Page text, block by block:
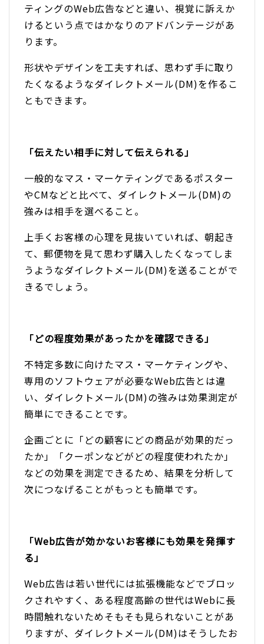
ティングのWeb広告などと違い、視覚に訴えか
けるという点ではかなりのアドバンテージがあ
ります。
形状やデザインを工夫すれば、思わず手に取り
たくなるようなダイレクトメール(DM)を作るこ
ともできます。
「伝えたい相手に対して伝えられる」
一般的なマス・マーケティングであるポスター
やCMなどと比べて、ダイレクトメール(DM)の
強みは相手を選べること。
上手くお客様の心理を見抜いていれば、朝起き
て、郵便物を見て思わず購入したくなってしま
うようなダイレクトメール(DM)を送ることがで
きるでしょう。
「どの程度効果があったかを確認できる」
不特定多数に向けたマス・マーケティングや、
専用のソフトウェアが必要なWeb広告とは違
い、ダイレクトメール(DM)の強みは効果測定が
簡単にできることです。
企画ごとに「どの顧客にどの商品が効果的だっ
たか」「クーポンなどがどの程度使われたか」
などの効果を測定できるため、結果を分析して
次につなげることがもっとも簡単です。
「Web広告が効かないお客様にも効果を発揮す
る」
Web広告は若い世代には拡張機能などでブロッ
クされやすく、ある程度高齢の世代はWebに長
時間触れないためそもそも見られないことがあ
りますが、ダイレクトメール(DM)はそうしたお